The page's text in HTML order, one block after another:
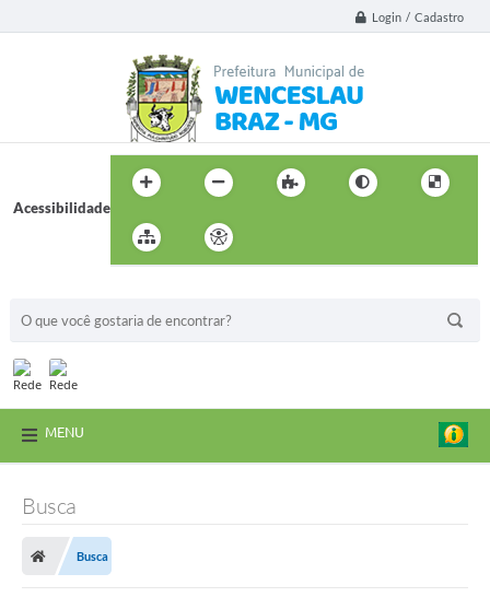
Login / Cadastro
Acessibilidade
MENU
Busca
Busca